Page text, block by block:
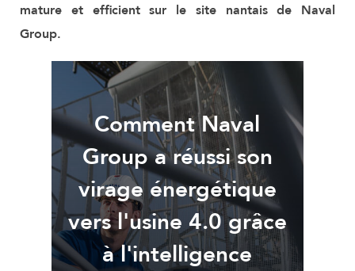
mature et efficient sur le site nantais de Naval
Group.
Comment Naval
Group a réussi son
virage énergétique
vers l'usine 4.0 grâce
à l'intelligence